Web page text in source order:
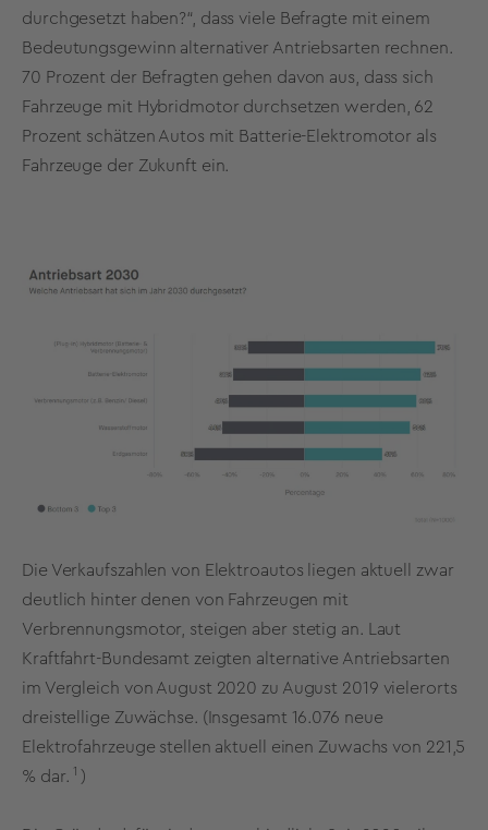
durchgesetzt haben?“, dass viele Befragte mit einem
Bedeutungsgewinn alternativer Antriebsarten rechnen.
70 Prozent der Befragten gehen davon aus, dass sich
Fahrzeuge mit Hybridmotor durchsetzen werden, 62
Prozent schätzen Autos mit Batterie-Elektromotor als
Fahrzeuge der Zukunft ein.
Die Verkaufszahlen von Elektroautos liegen aktuell zwar
deutlich hinter denen von Fahrzeugen mit
Verbrennungsmotor, steigen aber stetig an. Laut
Kraftfahrt-Bundesamt zeigten alternative Antriebsarten
im Vergleich von August 2020 zu August 2019 vielerorts
dreistellige Zuwächse. (Insgesamt 16.076 neue
Elektrofahrzeuge stellen aktuell einen Zuwachs von 221,5
% dar. 1)